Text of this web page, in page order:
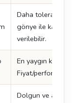
Daha toleranslı
gönye ile kalın
verilebilir.
En yaygın kuvars
Fiyat/
Dolgun ve ağır